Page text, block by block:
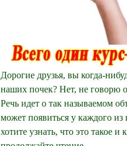
Дорогие друзья, вы когда-
наших почек? Нет, не говорю
Речь идет о так называемом
может появиться у каждого
хотите узнать, что это такое и